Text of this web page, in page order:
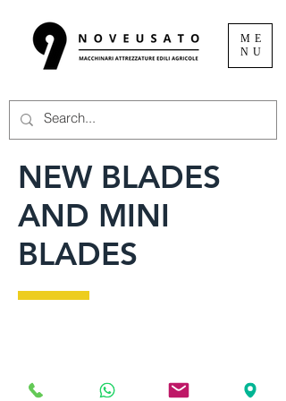
ME
NU
NEW BLADES
AND MINI
BLADES